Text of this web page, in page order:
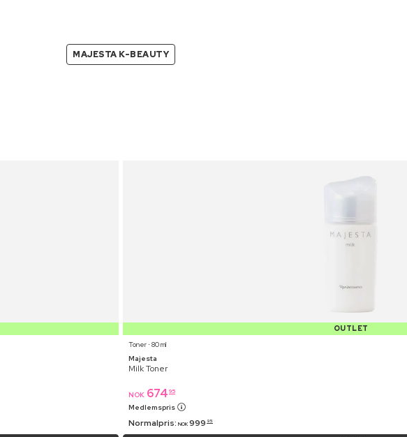
MAJESTA K-BEAUTY
OUTLET
Toner ⋅ 80 ml
Majesta
Milk Toner
NOK 674 95
Medlemspris
Normalpris: NOK 999 95